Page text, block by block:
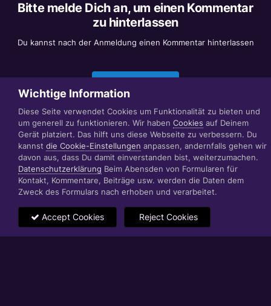
Bitte melde Dich an, um einen Kommentar
zu hinterlassen
Du kannst nach der Anmeldung einen Kommentar hinterlassen
Datenschutzerklärung Impressum
© 1999 - 2022 RÄBIGER IT|WEB|VIDEO|CONSULTING
www.raebiger.pro
Powered by Invision Community
Wichtige Information
Diese Seite verwendet Cookies um Funktionalität zu bieten und
um generell zu funktionieren. Wir haben Cookies auf Deinem
Gerät platziert. Das hilft uns diese Webseite zu verbessern. Du
kannst die Cookie-Einstellungen anpassen, andernfalls gehen wir
davon aus, dass Du damit einverstanden bist, weiterzumachen.
Datenschutzerklärung Beim Abensden von Formularen für
Kontakt, Kommentare, Beiträge usw. werden die Daten dem
Zweck des Formulars nach erhoben und verarbeitet.
Accept Cookies Reject Cookies